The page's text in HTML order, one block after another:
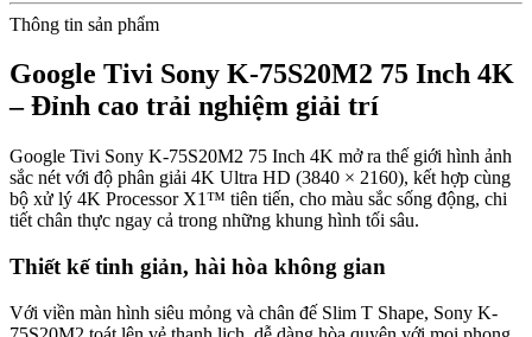
Thông tin sản phẩm
Google Tivi Sony K-75S20M2 75 Inch 4K
– Đỉnh cao trải nghiệm giải trí
Google Tivi Sony K-75S20M2 75 Inch 4K mở ra thế giới hình ảnh
sắc nét với độ phân giải 4K Ultra HD (3840 × 2160), kết hợp cùng
bộ xử lý 4K Processor X1™ tiên tiến, cho màu sắc sống động, chi
tiết chân thực ngay cả trong những khung hình tối sâu​.
Thiết kế tinh giản, hài hòa không gian
Với viền màn hình siêu mỏng và chân đế Slim T Shape, Sony K-